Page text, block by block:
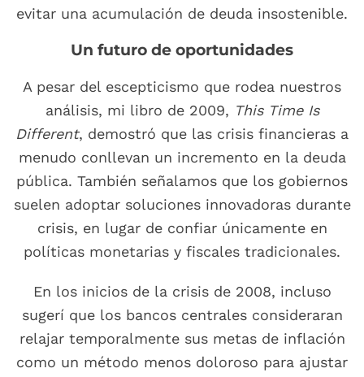
evitar una acumulación de deuda insostenible.
Un futuro de oportunidades
A pesar del escepticismo que rodea nuestros
análisis, mi libro de 2009, This Time Is
Different, demostró que las crisis financieras a
menudo conllevan un incremento en la deuda
pública. También señalamos que los gobiernos
suelen adoptar soluciones innovadoras durante
crisis, en lugar de confiar únicamente en
políticas monetarias y fiscales tradicionales.
En los inicios de la crisis de 2008, incluso
sugerí que los bancos centrales consideraran
relajar temporalmente sus metas de inflación
como un método menos doloroso para ajustar